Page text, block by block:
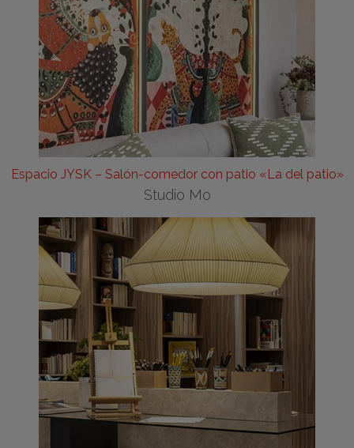
Espacio JYSK – Salón-comedor con patio «La del patio»
Studio Mo